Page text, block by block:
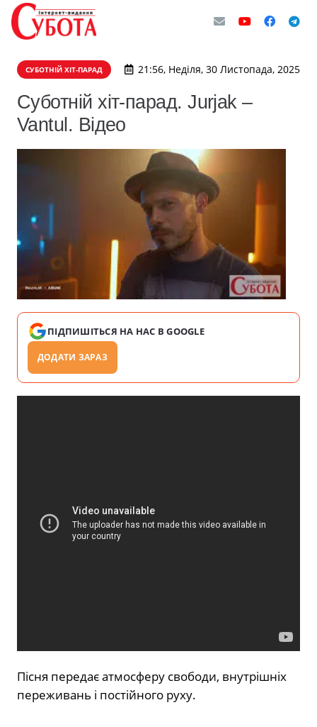
СУБОТНІЙ ХІТ-ПАРАД 21:56, Неділя, 30 Листопада, 2025
Суботній хіт-парад. Jurjak –
Vantul. Відео
ПІДПИШІТЬСЯ НА НАС В GOOGLE
ДОДАТИ ЗАРАЗ
Пісня передає атмосферу свободи, внутрішніх
переживань і постійного руху.